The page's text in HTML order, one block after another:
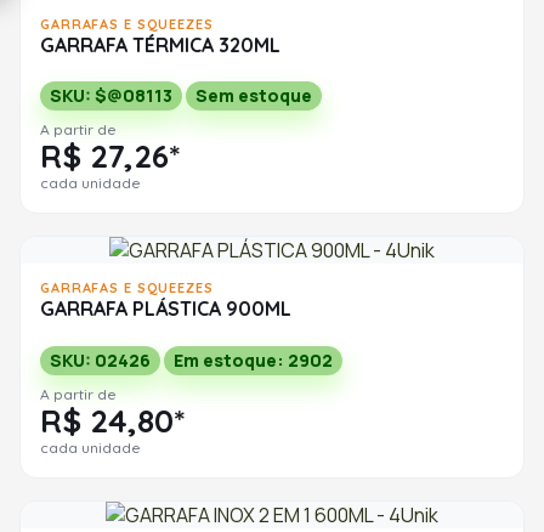
GARRAFAS E SQUEEZES
GARRAFA TÉRMICA 320ML
SKU: $@08113 Sem estoque
A partir de
R$ 27,26*
cada unidade
GARRAFAS E SQUEEZES
GARRAFA PLÁSTICA 900ML
SKU: 02426 Em estoque: 2902
A partir de
R$ 24,80*
cada unidade